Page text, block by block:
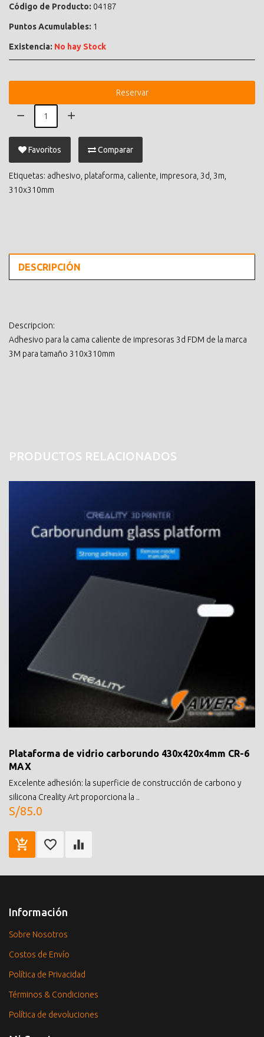
Código de Producto: 04187
Puntos Acumulables: 1
Existencia: No hay Stock
Reservar
Favoritos Comparar
Etiquetas: adhesivo plataforma caliente impresora 3d 3m
310x310mm
DESCRIPCIÓN
Descripcion:
Adhesivo para la cama caliente de impresoras 3d FDM de la marca
3M para tamaño 310x310mm
PRODUCTOS RELACIONADOS
Plataforma de vidrio carborundo 430x420x4mm CR-6
MAX
Excelente adhesión: la superficie de construcción de carbono y
silicona Creality Art proporciona la ..
S/85.0
Información
Sobre Nosotros
Costos de Envío
Política de Privacidad
Términos & Condiciones
Política de devoluciones